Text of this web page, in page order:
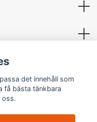
det innehåll som
få bästa tänkbara
oss.